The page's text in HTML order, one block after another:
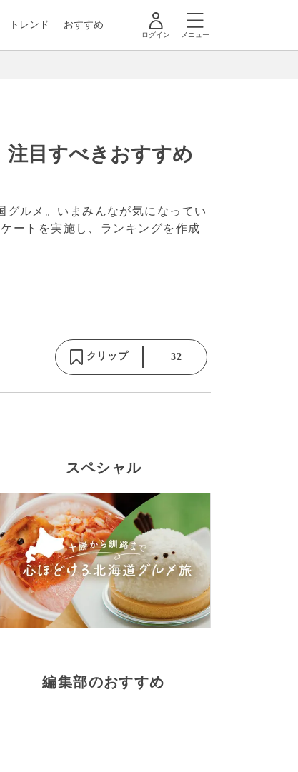
トレンド おすすめ
ログイン メニュー
注目すべきおすすめ
ルメ。いまみんなが気になってい
ートを実施し、ランキングを作成
クリップ 32
スペシャル
編集部のおすすめ